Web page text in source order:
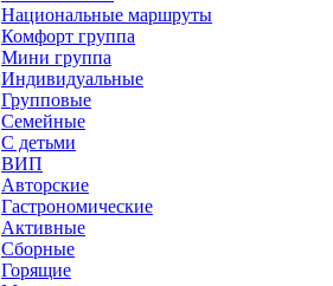
Национальные маршруты
Комфорт группа
Мини группа
Индивидуальные
Групповые
Семейные
С детьми
ВИП
Авторские
Гастрономические
Активные
Сборные
Горящие